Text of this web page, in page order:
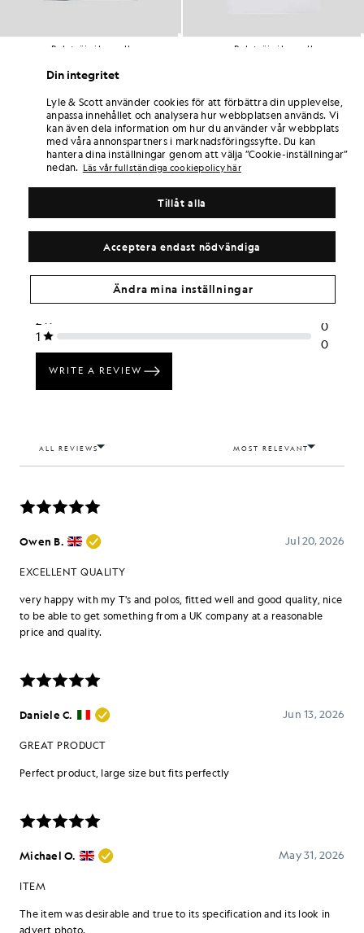
Polotröja i bomull
£55.00
Polotröja i bomull
Din integritet
Lyle & Scott använder cookies för att förbättra din upplevelse,
anpassa innehållet och analysera hur webbplatsen används. Vi
kan även dela information om hur du använder vår webbplats
med våra annonspartners i marknadsföringssyfte. Du kan
hantera dina inställningar genom att välja ”Cookie-inställningar”
nedan. Läs vår fullständiga cookiepolicy här
Acceptera endast nödvändiga
Tillåt alla
Ändra mina inställningar